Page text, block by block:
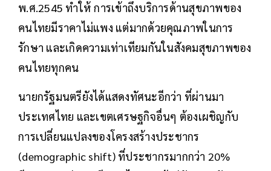
พ.ศ.2545 ทำให้ การเข้าถึงบริการด้านสุขภาพของ
คนไทยมีราคาไม่แพง แต่มากด้วยคุณภาพในการ
รักษา และเกิดความเท่าเทียมกันในสังคมสุขภาพของ
คนไทยทุกคน
นายกรัฐมนตรียังได้แสดงทัศนะอีกว่า ที่ผ่านมา
ประเทศไทย และเขตเศรษฐกิจอื่นๆ ต้องเผชิญกับ
การเปลี่ยนแปลงของโครงสร้างประชากร
(demographic shift) ที่ประชากรมากกว่า 20%